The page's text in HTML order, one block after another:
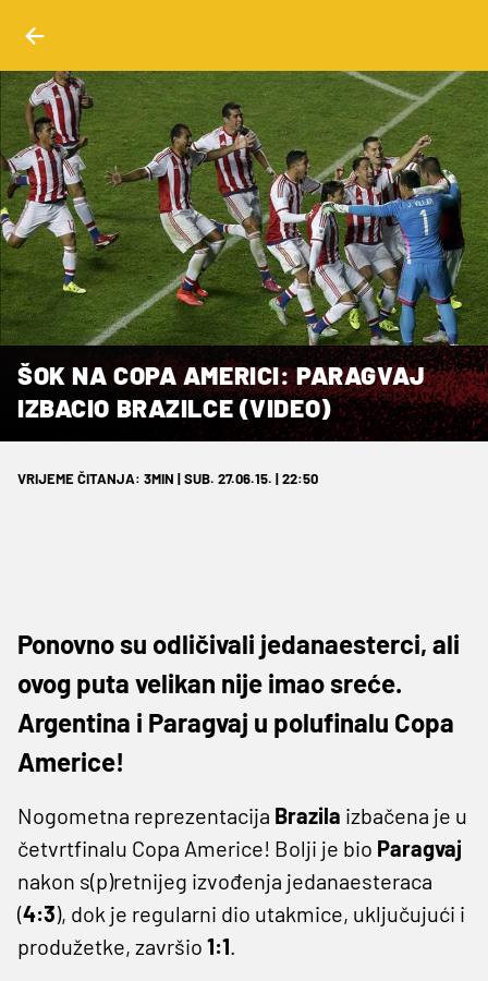
ŠOK NA COPA AMERICI: PARAGVAJ
IZBACIO BRAZILCE (VIDEO)
VRIJEME ČITANJA: 3MIN | SUB. 27.06.15. | 22:50
Ponovno su odličivali jedanaesterci, ali
ovog puta velikan nije imao sreće.
Argentina i Paragvaj u polufinalu Copa
Americe!
Nogometna reprezentacija Brazila izbačena je u
četvrtfinalu Copa Americe! Bolji je bio Paragvaj
nakon s(p)retnijeg izvođenja jedanaesteraca
(4:3), dok je regularni dio utakmice, uključujući i
produžetke, završio 1:1.